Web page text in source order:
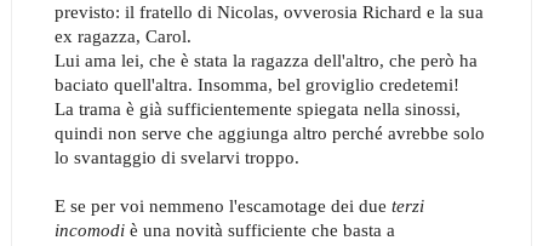
previsto: il fratello di Nicolas, ovverosia Richard e la sua
ex ragazza, Carol.
Lui ama lei, che è stata la ragazza dell'altro, che però ha
baciato quell'altra. Insomma, bel groviglio credetemi!
La trama è già sufficientemente spiegata nella sinossi,
quindi non serve che aggiunga altro perché avrebbe solo
lo svantaggio di svelarvi troppo.
E se per voi nemmeno l'escamotage dei due terzi
incomodiè una novità sufficiente che basta a